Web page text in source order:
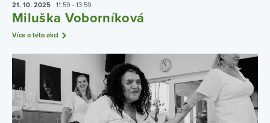
21. 10. 2025 11:59 - 13:59
Miluška Voborníková
Více o této akci